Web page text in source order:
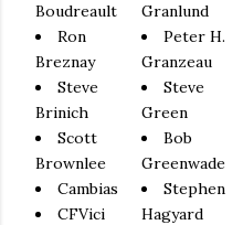
Boudreault
Ron
Breznay
Steve
Brinich
Scott
Brownlee
Cambias
CFVici
Granlund
Peter H.
Granzeau
Steve
Green
Bob
Greenwade
Stephen
Hagyard